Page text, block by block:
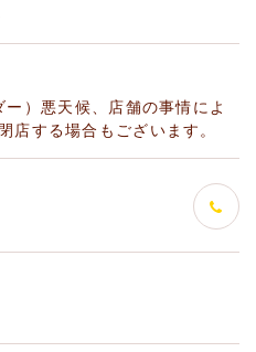
）悪天候、店舗の事情によ
店する場合もございます。